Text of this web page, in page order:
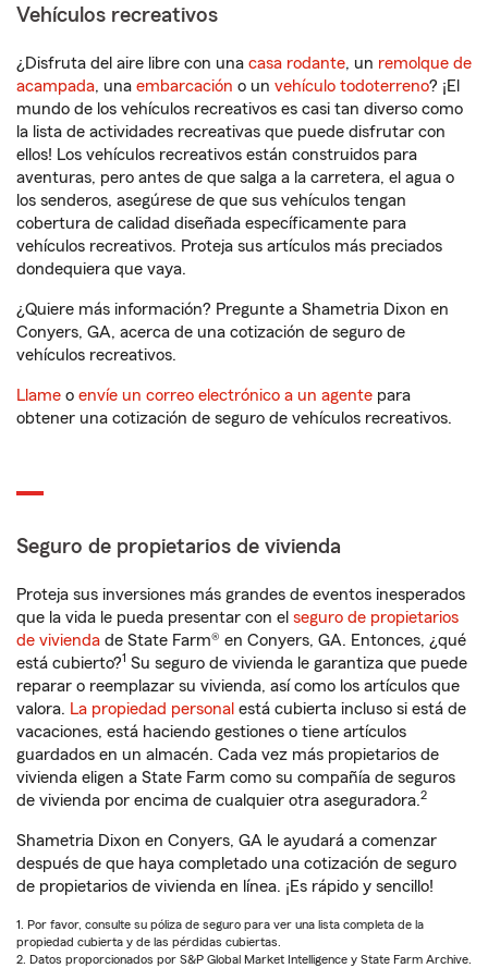
Vehículos recreativos
¿Disfruta del aire libre con una casa rodante, un remolque de
acampada, una embarcación o un vehículo todoterreno? ¡El
mundo de los vehículos recreativos es casi tan diverso como
la lista de actividades recreativas que puede disfrutar con
ellos! Los vehículos recreativos están construidos para
aventuras, pero antes de que salga a la carretera, el agua o
los senderos, asegúrese de que sus vehículos tengan
cobertura de calidad diseñada específicamente para
vehículos recreativos. Proteja sus artículos más preciados
dondequiera que vaya.
¿Quiere más información? Pregunte a Shametria Dixon en
Conyers, GA, acerca de una cotización de seguro de
vehículos recreativos.
Llame o envíe un correo electrónico a un agente para
obtener una cotización de seguro de vehículos recreativos.
Seguro de propietarios de vivienda
Proteja sus inversiones más grandes de eventos inesperados
que la vida le pueda presentar con el seguro de propietarios
de vivienda de State Farm® en Conyers, GA. Entonces, ¿qué
está cubierto?1 Su seguro de vivienda le garantiza que puede
reparar o reemplazar su vivienda, así como los artículos que
valora. La propiedad personal está cubierta incluso si está de
vacaciones, está haciendo gestiones o tiene artículos
guardados en un almacén. Cada vez más propietarios de
vivienda eligen a State Farm como su compañía de seguros
de vivienda por encima de cualquier otra aseguradora.2
Shametria Dixon en Conyers, GA le ayudará a comenzar
después de que haya completado una cotización de seguro
de propietarios de vivienda en línea. ¡Es rápido y sencillo!
1. Por favor, consulte su póliza de seguro para ver una lista completa de la
propiedad cubierta y de las pérdidas cubiertas.
2. Datos proporcionados por S&P Global Market Intelligence y State Farm Archive.